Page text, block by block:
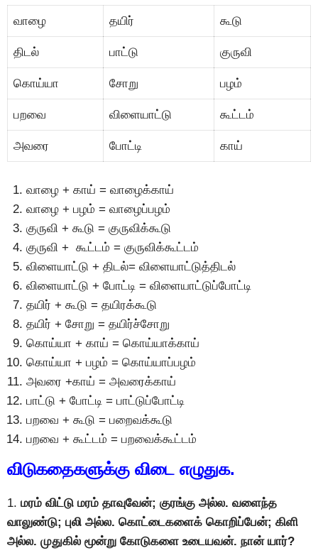
வாழை தயிர் கூடு
திடல் பாட்டு குருவி
கொய்யா சோறு பழம்
பறவை விளையாட்டு கூட்டம்
அவரை போட்டி காய்
வாழை + காய் = வாழைக்காய்
வாழை + பழம் = வாழைப்பழம்
குருவி + கூடு = குருவிக்கூடு
குருவி + கூட்டம் = குருவிக்கூட்டம்
விளையாட்டு + திடல்= விளையாட்டுத்திடல்
விளையாட்டு + போட்டி = விளையாட்டுப்போட்டி
தயிர் + கூடு = தயிரக்கூடு
தயிர் + சோறு = தயிர்ச்சோறு
கொய்யா + காய் = கொய்யாக்காய்
கொய்யா + பழம் = கொய்யாப்பழம்
அவரை +காய் = அவரைக்காய்
பாட்டு + போட்டி = பாட்டுப்போட்டி
பறவை + கூடு = பறைவக்கூடு
பறவை + கூட்டம் = பறவைக்கூட்டம்
விடுகதைகளுக்கு விடை எழுதுக.
1. மரம் விட்டு மரம் தாவுவேன்; குரங்கு அல்ல. வளைந்த
வாலுண்டு; புலி அல்ல. கொட்டைகளைக் கொறிப்பேன்; கிளி
அல்ல. முதுகில் மூன்று கோடுகளை உடையவன். நான் யார்?